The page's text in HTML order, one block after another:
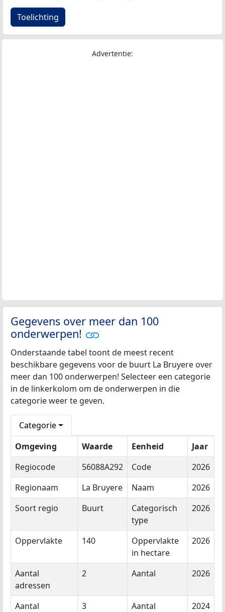
Toelichting
Advertentie:
Gegevens over meer dan 100
onderwerpen!
Onderstaande tabel toont de meest recent
beschikbare gegevens voor de buurt La Bruyere over
meer dan 100 onderwerpen! Selecteer een categorie
in de linkerkolom om de onderwerpen in die
categorie weer te geven.
Categorie
Omgeving
Waarde Eenheid
Jaar
Regiocode
56088A292 Code
2026
Regionaam
La Bruyere Naam
2026
Soort regio
Buurt
Categorisch
type
2026
Oppervlakte 140
Oppervlakte
in hectare
2026
Aantal
adressen
2 Aantal 2026
Aantal 3 Aantal 2024